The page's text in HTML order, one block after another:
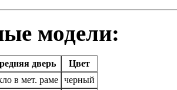
модели:
дверь
Цвет
в мет. раме черный